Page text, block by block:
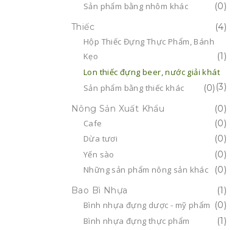
Sản phẩm bằng nhôm khác
(0)
Thiếc
(4)
Hộp Thiếc Đựng Thực Phẩm, Bánh
Kẹo
(1)
Lon thiếc đựng beer, nước giải khát
(3)
Sản phẩm bằng thiếc khác
(0)
Nông Sản Xuất Khẩu
(0)
Cafe
(0)
Dừa tươi
(0)
Yến sào
(0)
Những sản phẩm nông sản khác
(0)
Bao Bì Nhựa
(1)
Bình nhựa đựng dược - mỹ phẩm (0)
Bình nhựa đựng thực phẩm
(1)